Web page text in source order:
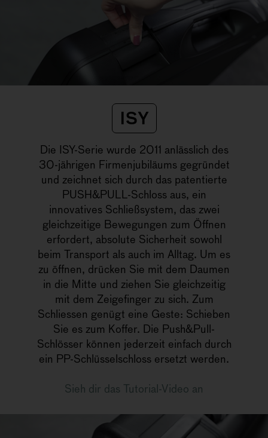
ISY
Die ISY-Serie wurde 2011 anlässlich des
30-jährigen Firmenjubiläums gegründet
und zeichnet sich durch das patentierte
PUSH&PULL-Schloss aus, ein
innovatives Schließsystem, das zwei
gleichzeitige Bewegungen zum Öffnen
erfordert, absolute Sicherheit sowohl
beim Transport als auch im Alltag. Um es
zu öffnen, drücken Sie mit dem Daumen
in die Mitte und ziehen Sie gleichzeitig
mit dem Zeigefinger zu sich. Zum
Schliessen genügt eine Geste: Schieben
Sie es zum Koffer. Die Push&Pull-
Schlösser können jederzeit einfach durch
ein PP-Schlüsselschloss ersetzt werden.
Sieh dir das Tutorial-Video an